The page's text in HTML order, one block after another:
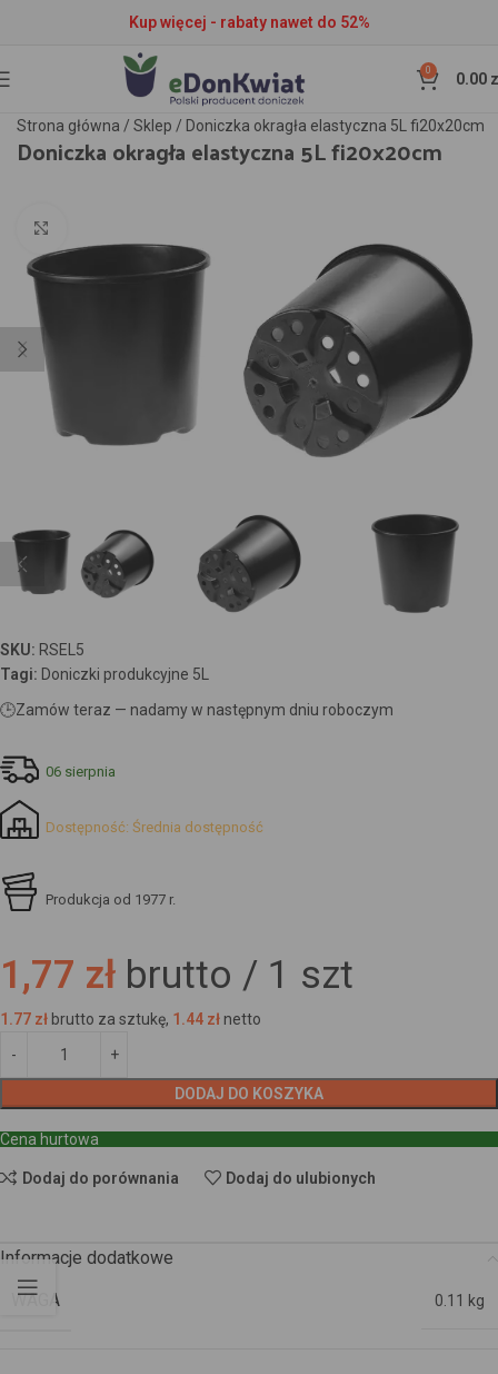
Kup więcej - rabaty nawet do 52%
0 0.00
Strona główna / Sklep / Doniczka okragła elastyczna 5L fi20x20cm
Doniczka okragła elastyczna 5L fi20x20cm
SKU: RSEL5
Tagi: Doniczki produkcyjne 5L
🕒Zamów teraz — nadamy w następnym dniu roboczym
06 sierpnia
Dostępność: Średnia dostępność
Produkcja od 1977 r.
1,77 zł brutto / 1 szt
1.77 zł brutto za sztukę, 1.44 zł netto
DODAJ DO KOSZYKA
Cena hurtowa
Dodaj do porównania Dodaj do ulubionych
Informacje dodatkowe
WAGA
0.11 kg